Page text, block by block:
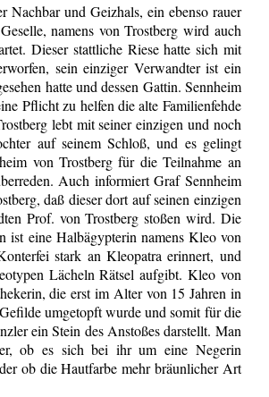
Nachbar und Geizhals, ein ebenso rauer
namens von Trostberg wird auch
Dieser stattliche Riese hatte sich mit
sein einziger Verwandter ist ein
hatte und dessen Gattin. Sennheim
Pflicht zu helfen die alte Familienfehde
lebt mit seiner einzigen und noch
auf seinem Schloß, und es gelingt
von Trostberg für die Teilnahme an
Auch informiert Graf Sennheim
daß dieser dort auf seinen einzigen
Prof. von Trostberg stoßen wird. Die
ist eine Halbägypterin namens Kleo von
stark an Kleopatra erinnert, und
Lächeln Rätsel aufgibt. Kleo von
die erst im Alter von 15 Jahren in
umgetopft wurde und somit für die
ein Stein des Anstoßes darstellt. Man
ob es sich bei ihr um eine Negerin
ob die Hautfarbe mehr bräunlicher Art